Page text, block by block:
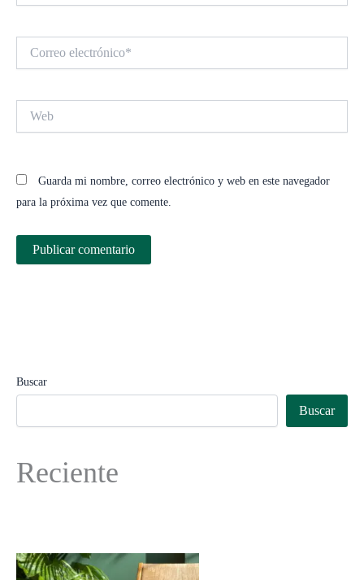
electrónico*
Guarda mi nombre, correo electrónico y web en este navegador
para la próxima vez que comente.
Buscar
Buscar
Reciente